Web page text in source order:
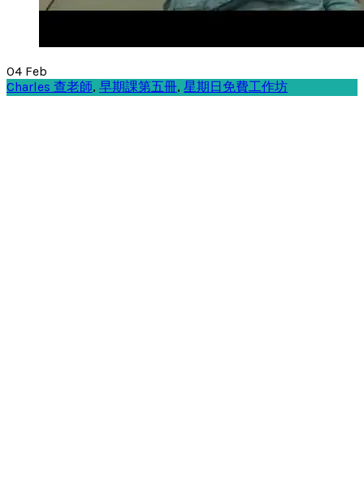
04 Feb
Charles 查老師, 早期課第五冊, 星期日免費工作坊